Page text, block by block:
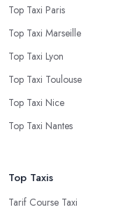
Top Taxi Paris
Top Taxi Marseille
Top Taxi Lyon
Top Taxi Toulouse
Top Taxi Nice
Top Taxi Nantes
Top Taxis
Tarif Course Taxi